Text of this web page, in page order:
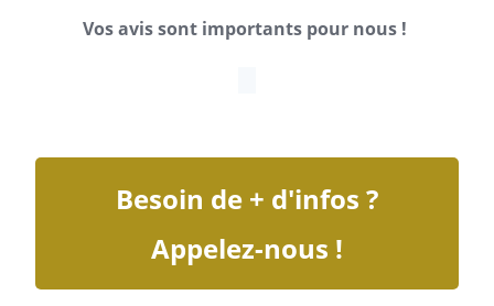
Vos avis sont importants pour nous !
Besoin de + d'infos ?
Appelez-nous !